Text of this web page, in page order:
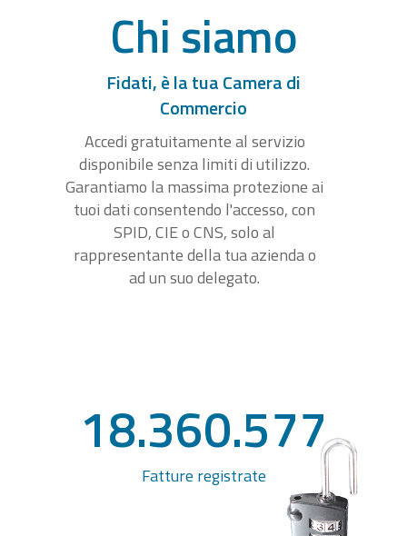
Chi siamo
Fidati, è la tua Camera di
Commercio
Accedi gratuitamente al servizio
disponibile senza limiti di utilizzo.
Garantiamo la massima protezione ai
tuoi dati consentendo l'accesso, con
SPID, CIE o CNS, solo al
rappresentante della tua azienda o
ad un suo delegato.
18.360.577
Fatture registrate